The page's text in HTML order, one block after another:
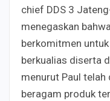
chief DDS 3
menegaskan
berkomitmen
berkualias diserta
menurut Paul telah
beragam produk